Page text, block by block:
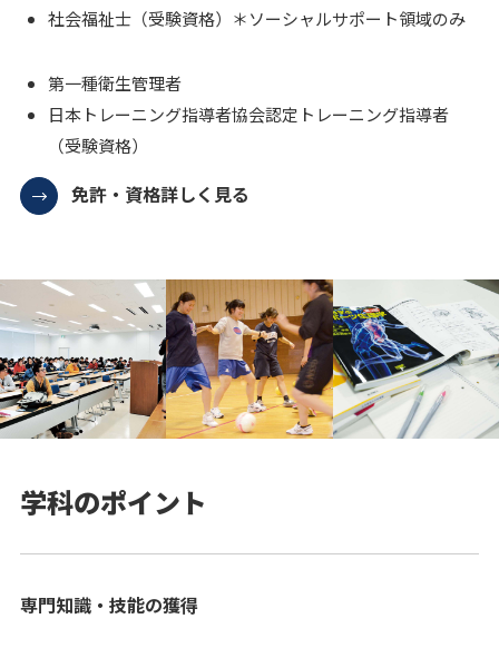
社会福祉士（受験資格）＊ソーシャルサポート領域のみ
第一種衛生管理者
日本トレーニング指導者協会認定トレーニング指導者
（受験資格）
免許・資格詳しく見る
学科のポイント
専門知識・技能の獲得